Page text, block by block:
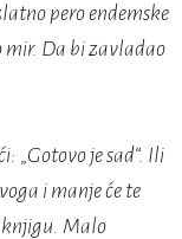
pero endemske
mir. Da bi zavladao
„Gotovo je sad“. Ili
i manje će te
knjigu. Malo